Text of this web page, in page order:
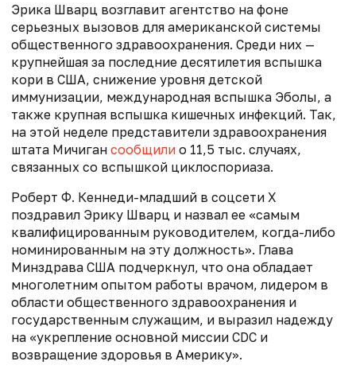
Эрика Шварц возглавит агентство на фоне
серьезных вызовов для американской системы
общественного здравоохранения. Среди них —
крупнейшая за последние десятилетия вспышка
кори в США, снижение уровня детской
иммунизации, международная вспышка Эболы, а
также крупная вспышка кишечных инфекций. Так,
на этой неделе представители здравоохранения
штата Мичиган сообщили о 11,5 тыс. случаях,
связанных со вспышкой циклоспориаза.
Роберт Ф. Кеннеди-младший в соцсети Х
поздравил Эрику Шварц и назвал ее «самым
квалифицированным руководителем, когда-либо
номинированным на эту должность». Глава
Минздрава США подчеркнул, что она обладает
многолетним опытом работы врачом, лидером в
области общественного здравоохранения и
государственным служащим, и выразил надежду
на «укрепление основной миссии CDC и
возвращение здоровья в Америку».